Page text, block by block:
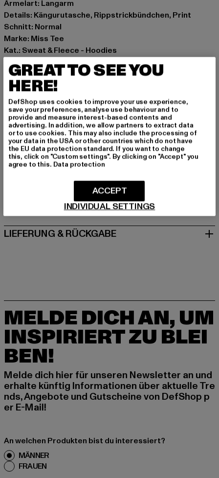
Ärmelart: Langarm
Details: Kängurutasche, Rippstrickbündchen, Print
Schnitt: Normal
Marke: Miss Tee
Kat.: Sweat & Fleece - Hoodies
Farbe: beige
Hersteller Farbe: whitesand
Materialzusammensetzung: 70% Baumwolle, 30%
Polyester
Art.Nr: MST249-02903
Hersteller: TB International GmbH |info@tbint.de
Dr.-Robert-Murjahn-Straße 7 | 64372 Ober-Ramstadt |
DE
GRÖSSE & PASSFORM
PFLEGEHINWEISE
LIEFERUNG & RÜCKGABE
MELDE DICH AN, UM
INSPIRIERT ZU BLEI
BEN!
Melde dich hier für unseren Newsletter an und
erhalte künftig Informationen über aktuelle Tre
nds, Angebote und Gutscheine von DefShop p
er E-Mail!
An welchen Produkten bist du interessiert?
MÄNNER
FRAUEN
GREAT TO SEE YOU
HERE!
DefShop uses cookies to improve your use experience,
save your preferences, analyse use behaviour and to
provide and measure interest-based contents and
advertising. In addition, we allow partners to extract data
or to use cookies. This may also include the processing of
your data in the USA or other countries which do not have
the EU data protection standard. If you want to change
this, click on "Custom settings". By clicking on "Accept" you
agree to this. Data protection
INDIVIDUAL SETTINGS
ACCEPT